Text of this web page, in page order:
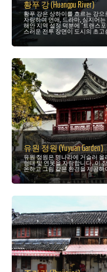
황푸 강 (Huangpu River)
황푸 강은 상하이를 흐르는 강
자랑하여 연애, 드라마, 심지어
해안 지역 설정 덕분에 "트랜스
스러운 전투 장면이 도시의 초
유원 정원 (Yuyuan Garden)
유원 정원은 명나라에 거슬러
형태 및 연못을 자랑합니다. 이
온하고 그림 같은 환경을 제공